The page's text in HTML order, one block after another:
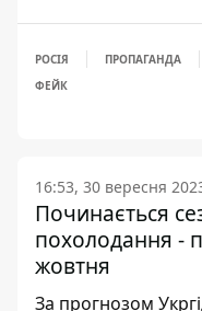
РОСІЯ ПРОПАГАНДА
ФЕЙК
16:53, 30 вересня
Починається
похолодання -
жовтня
За прогнозом